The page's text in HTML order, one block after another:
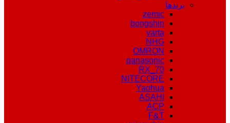
برندها
zemic
bongshin
varta
NHG
OMRON
panasonic
RX_70
NITECORE
Yaohua
ASAHI
ACP
F&T